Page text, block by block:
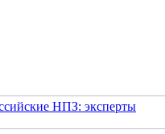
НПЗ: эксперты